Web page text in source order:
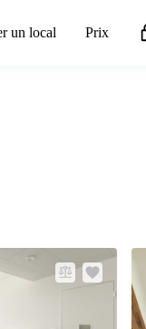
un local Prix